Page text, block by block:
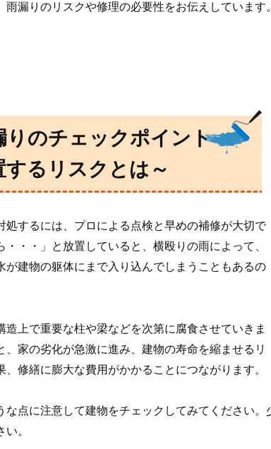
雨漏りのリスクや修理の必要性をお伝えしていま
りのチェックポイント
するリスクとは～
処するには、プロによる点検と早めの補修が大切で
・・」と放置していると、横殴りの雨によって、
が建物の躯体にまで入り込んでしまうこともあるの
上で重要な柱や梁などを次第に腐食させていきま
家の劣化が急激に進み、建物の寿命を縮ませるリ
修繕に膨大な費用がかかることにつながります。
な点に注意して建物をチェックしてみてください
。